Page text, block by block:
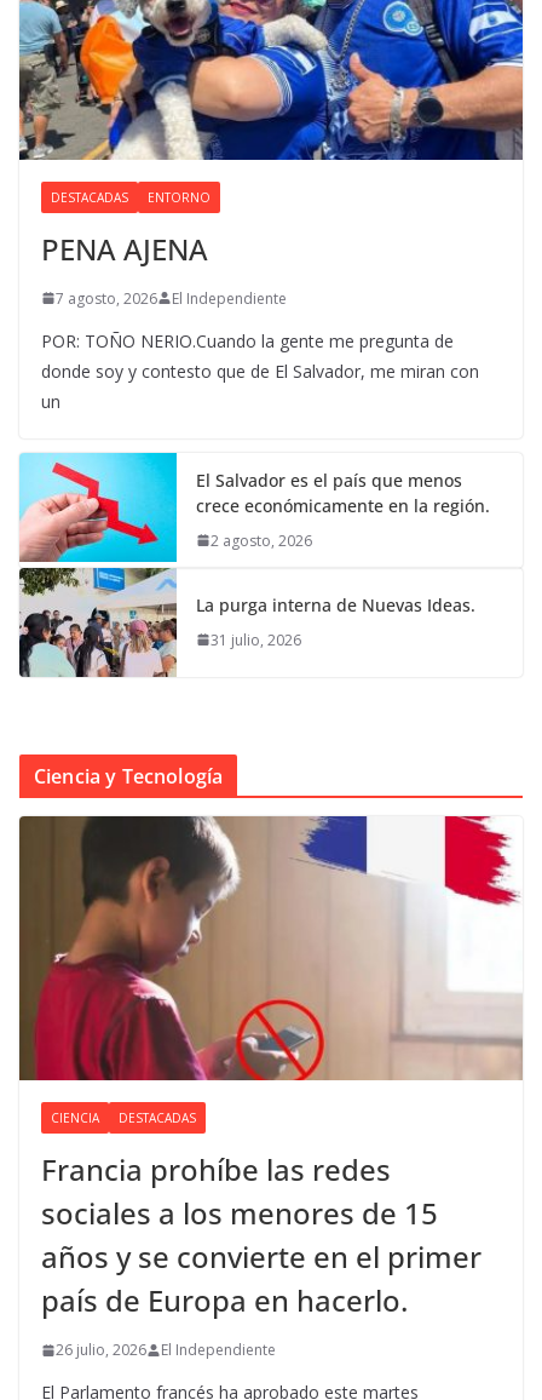
DESTACADAS ENTORNO
PENA AJENA
7 agosto, 2026 El Independiente
POR: TOÑO NERIO.Cuando la gente me pregunta de
donde soy y contesto que de El Salvador, me miran con
un
El Salvador es el país que menos
crece económicamente en la región.
2 agosto, 2026
La purga interna de Nuevas Ideas.
31 julio, 2026
Ciencia y Tecnología
CIENCIA DESTACADAS
Francia prohíbe las redes
sociales a los menores de 15
años y se convierte en el primer
país de Europa en hacerlo.
26 julio, 2026 El Independiente
El Parlamento francés ha aprobado este martes